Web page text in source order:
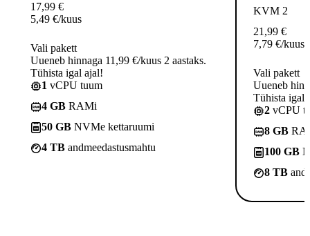
17,99 €
5,49 €/kuus
Vali pakett
Uueneb hinnaga 11,99 €/kuus 2 aastaks.
Tühista igal ajal!
1 vCPU tuum
4 GB RAMi
50 GB NVMe kettaruumi
4 TB andmeedastusmahtu
KVM 2
21,99 €
7,79 €/kuus
Vali pakett
Uueneb
Tühista igal
2 vCPU
8 GB
100 GB
8 TB